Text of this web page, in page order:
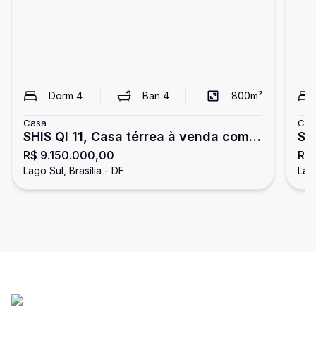
Dorm 4 Ban 4 800m²
Casa
SHIS QI 11, Casa térrea à venda com
2.400m² de área total, Lago Sul,
Brasília, DF
R$ 9.150.000,00
Lago Sul, Brasília - DF
a
!